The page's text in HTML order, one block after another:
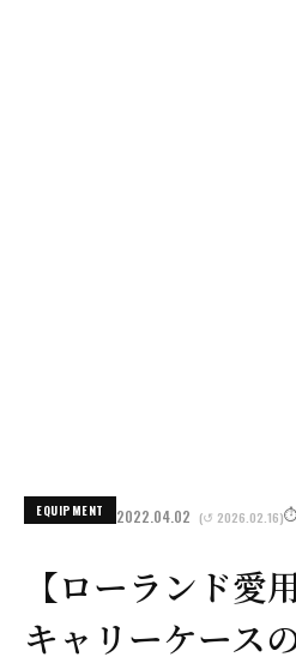
EQUIPMENT 2022.04.02 (↺ 2026.02.16)⏱️
【ローランド愛
キャリーケース